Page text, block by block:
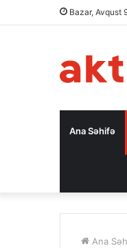
Bazar, Avqust
Ana Səhifə
Ana